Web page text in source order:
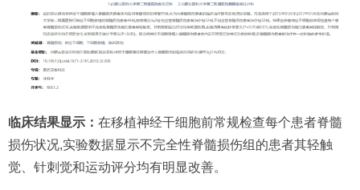
临床结果显示： 在移植神经干细胞前常规检查每个患者脊髓
损伤状况,实验数据显示不完全性脊髓损伤组的患者其轻触
觉、针刺觉和运动评分均有明显改善。